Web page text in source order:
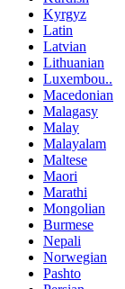
Kyrgyz
Latin
Latvian
Lithuanian
Luxembou..
Macedonian
Malagasy
Malay
Malayalam
Maltese
Maori
Marathi
Mongolian
Burmese
Nepali
Norwegian
Pashto